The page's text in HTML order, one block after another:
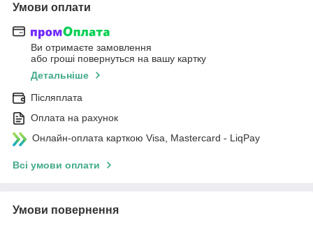
Умови оплати
Ви отримаєте замовлення
або гроші повернуться на вашу картку
Детальніше
Післяплата
Оплата на рахунок
Онлайн-оплата карткою Visa, Mastercard - LiqPay
Всі умови оплати
Умови повернення